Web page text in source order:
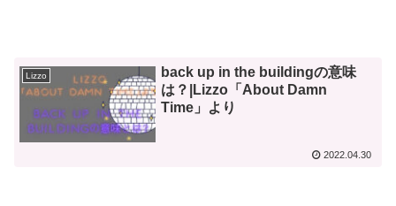
Lizzo
back up in the buildingの意味
は？|Lizzo「About Damn
Time」より
2022.04.30